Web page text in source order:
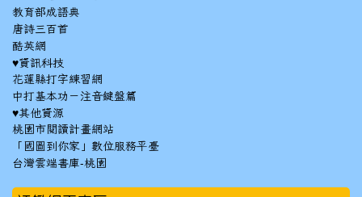
教育部成語典
唐詩三百首
酷英網
♥資訊科技
花蓮縣打字練習網
中打基本功－注音鍵盤篇
♥其他資源
桃園市閱讀計畫網站
「國圖到你家」數位服務平臺
台灣雲端書庫-桃園
:::